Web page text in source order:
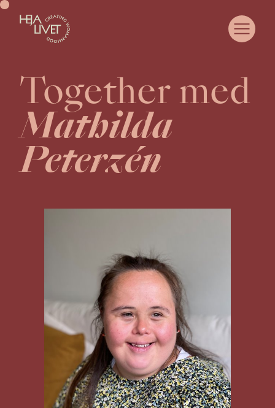
OM HEJA LIVET
COMMUNITY
SAMARBETA MED OSS
CASE
WOMANHOOD
JUST NU
KURSER & EVENTS
KONTAKT
Together med
Mathilda
Peterzén